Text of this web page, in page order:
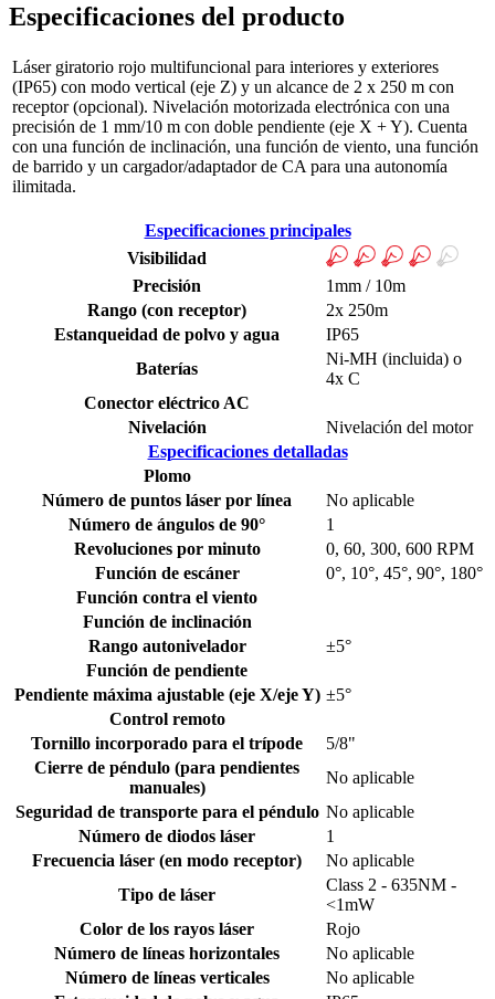
Especificaciones del producto
Láser giratorio rojo multifuncional para interiores y exteriores
(IP65) con modo vertical (eje Z) y un alcance de 2 x 250 m con
receptor (opcional). Nivelación motorizada electrónica con una
precisión de 1 mm/10 m con doble pendiente (eje X + Y). Cuenta
con una función de inclinación, una función de viento, una función
de barrido y un cargador/adaptador de CA para una autonomía
ilimitada.
Especificaciones principales
Visibilidad
Precisión
1mm / 10m
Rango (con receptor)
2x 250m
Estanqueidad de polvo y agua
IP65
Baterías
Ni-MH (incluida) o
4x C
Conector eléctrico AC
Nivelación
Nivelación del motor
Especificaciones detalladas
Plomo
Número de puntos láser por línea
No aplicable
Número de ángulos de 90°
1
Revoluciones por minuto
0, 60, 300, 600 RPM
Función de escáner
0°, 10°, 45°, 90°, 180°
Función contra el viento
Función de inclinación
Rango autonivelador
±5°
Función de pendiente
Pendiente máxima ajustable (eje X/eje Y) ±5°
Control remoto
Tornillo incorporado para el trípode
5/8"
Cierre de péndulo (para pendientes
manuales)
No aplicable
Seguridad de transporte para el péndulo No aplicable
Número de diodos láser
1
Frecuencia láser (en modo receptor)
No aplicable
Tipo de láser
Class 2 - 635NM -
<1mW
Color de los rayos láser
Rojo
Número de líneas horizontales
No aplicable
Número de líneas verticales
No aplicable